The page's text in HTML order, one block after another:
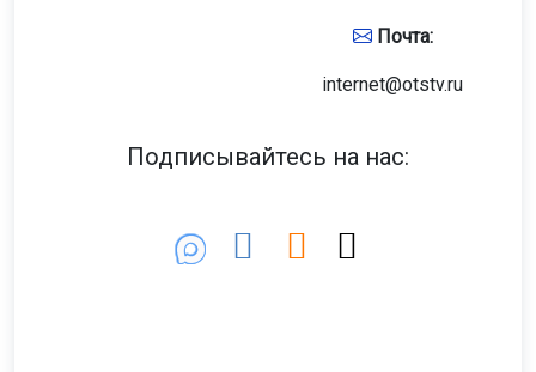
Почта:
internet@otstv.ru
Подписывайтесь на нас: